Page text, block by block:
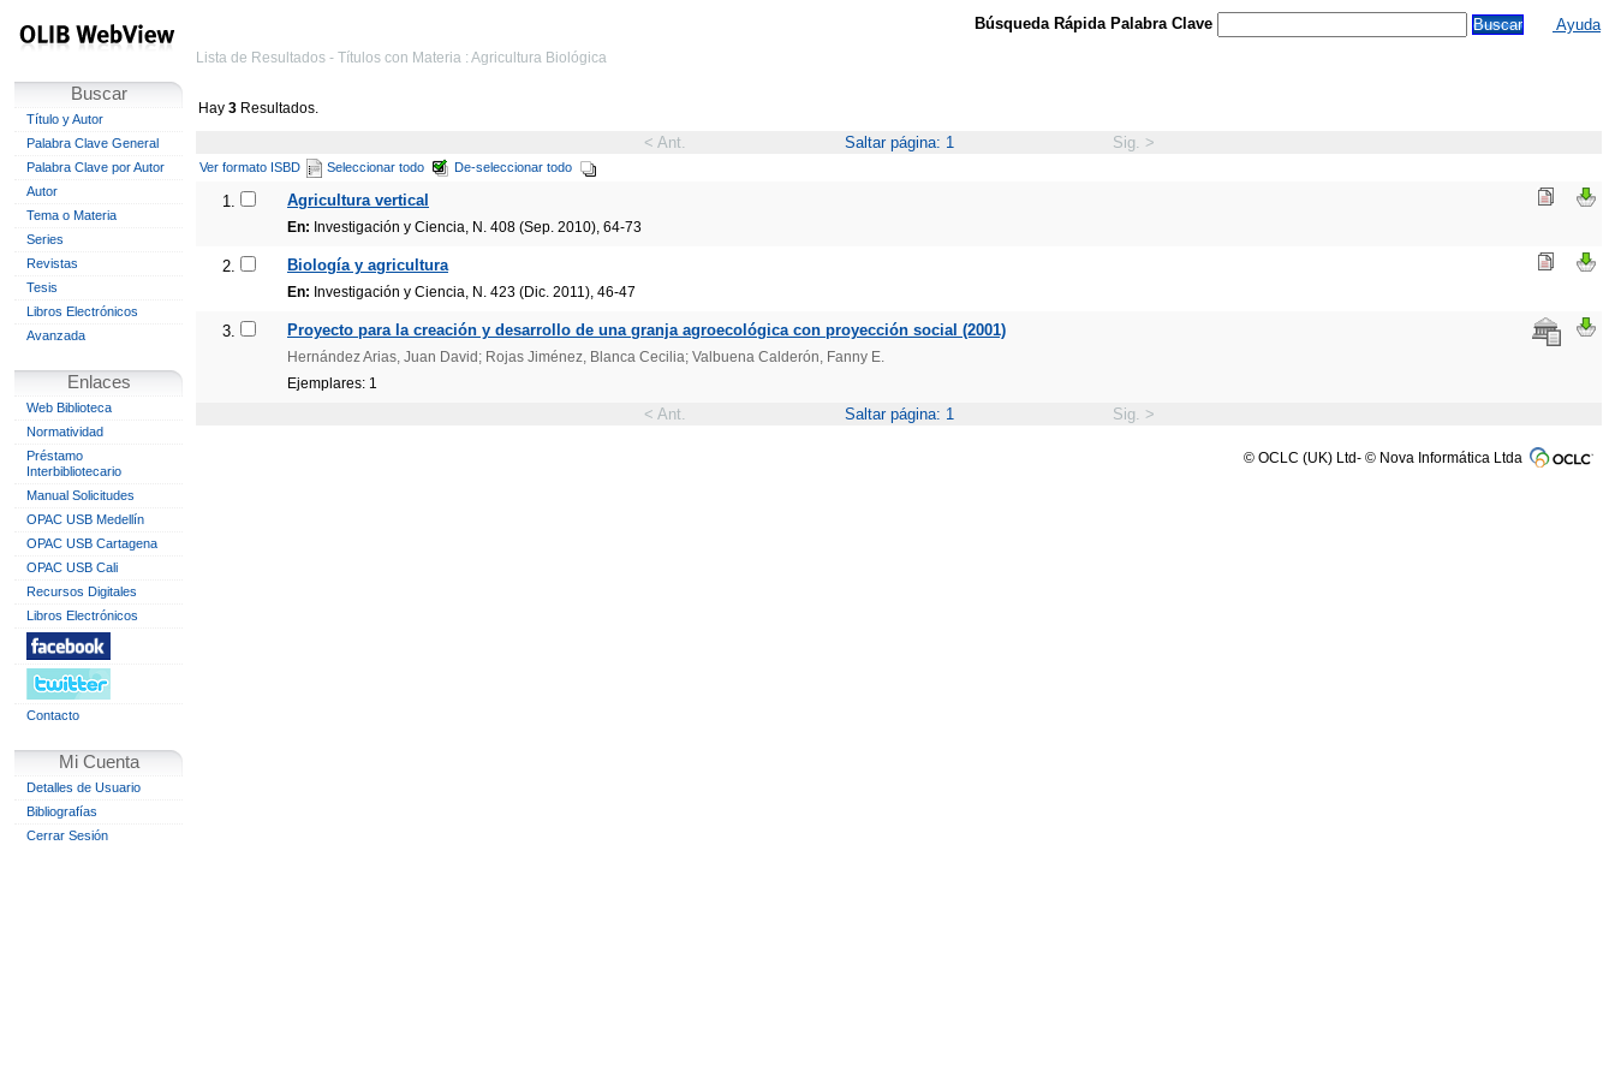
Buscar
Título y Autor
Palabra Clave General
Palabra Clave por Autor
Autor
Tema o Materia
Series
Revistas
Tesis
Libros Electrónicos
Avanzada
Enlaces
Web Biblioteca
Normatividad
Préstamo
Interbibliotecario
Manual Solicitudes
OPAC USB Medellín
OPAC USB Cartagena
OPAC USB Cali
Recursos Digitales
Libros Electrónicos
Contacto
Mi Cuenta
Detalles de Usuario
Bibliografías
Cerrar Sesión
Búsqueda Rápida Palabra Clave Ayuda
Lista de Resultados - Títulos con Materia : Agricultura Biológica
Hay 3 Resultados.
< Ant. Saltar página: 1 Sig. >
Ver formato ISBD Seleccionar todo De-seleccionar todo
1. Agricultura vertical
En: Investigación y Ciencia, N. 408 (Sep. 2010), 64-73
2. Biología y agricultura
En: Investigación y Ciencia, N. 423 (Dic. 2011), 46-47
3. Proyecto para la creación y desarrollo de una granja agroecológica con proyección social (2001)
Hernández Arias, Juan David; Rojas Jiménez, Blanca Cecilia; Valbuena Calderón, Fanny E.
Ejemplares: 1
< Ant. Saltar página: 1 Sig. >
© OCLC (UK) Ltd- © Nova Informática Ltda